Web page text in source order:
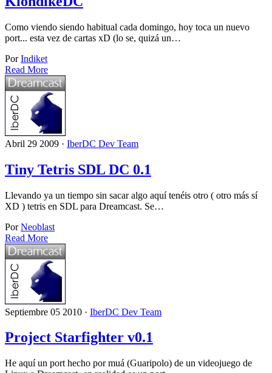
Como viendo siendo habitual cada domingo, hoy toca un nuevo
port... esta vez de cartas xD (lo se, quizá un…
PorIndiket
Read More
Abril 29 2009 · IberDC Dev Team
Tiny Tetris SDL DC 0.1
Llevando ya un tiempo sin sacar algo aquí tenéis otro ( otro más sí
XD ) tetris en SDL para Dreamcast. Se…
PorNeoblast
Read More
Septiembre 05 2010 · IberDC Dev Team
Project Starfighter v0.1
He aquí un port hecho por muá (Guaripolo) de un videojuego de